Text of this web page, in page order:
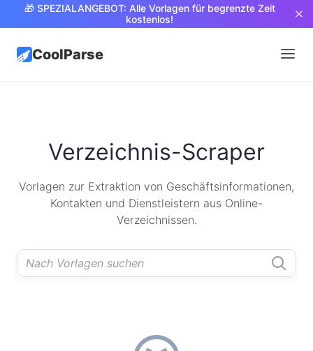
🎁 SPEZIALANGEBOT: Alle Vorlagen für begrenzte Zeit
kostenlos!
CoolParse
Verzeichnis-Scraper
Vorlagen zur Extraktion von Geschäftsinformationen,
Kontakten und Dienstleistern aus Online-
Verzeichnissen.